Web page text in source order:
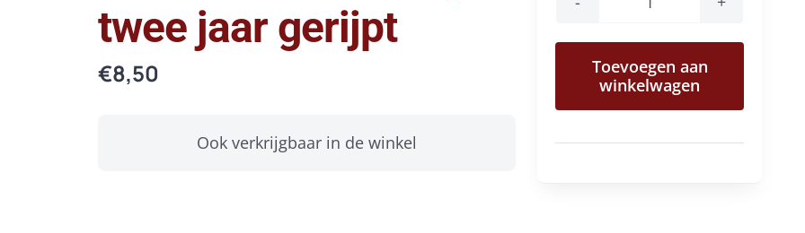
twee jaar gerijpt
€8,50
Ook verkrijgbaar in de winkel
Rose
balsamicoazijn
twee
jaar
Toevoegen aan
winkelwagen